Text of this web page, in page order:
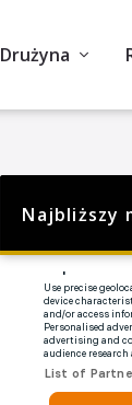
Drużyna
Najbliższy